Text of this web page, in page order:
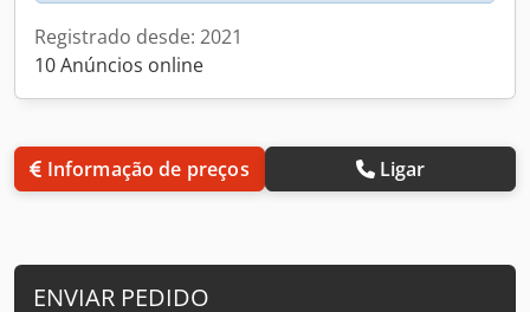
Registrado desde: 2021
10 Anúncios online
Informação de preços Ligar
ENVIAR PEDIDO